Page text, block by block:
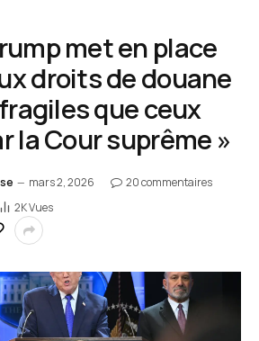
met en place
droits de douane
que ceux
la Cour suprême »
mars 2, 2026
20 commentaires
2KVues